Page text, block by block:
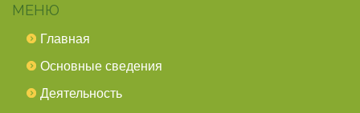
МЕНЮ
Главная
Основные сведения
Деятельность